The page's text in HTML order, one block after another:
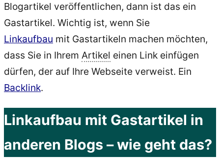
Blogartikel veröffentlichen, dann ist das ein
Gastartikel. Wichtig ist, wenn Sie
Linkaufbau mit Gastartikeln machen möchten,
dass Sie in Ihrem Artikel einen Link einfügen
dürfen, der auf Ihre Webseite verweist. Ein
Backlink.
Linkaufbau mit Gastartikel in
anderen Blogs – wie geht das?